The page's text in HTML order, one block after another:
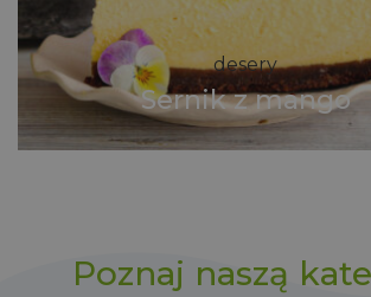
desery
Sernik z mango
Poznaj naszą